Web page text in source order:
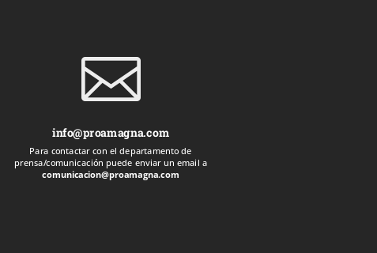

info@proamagna.com
Para contactar con el departamento de
prensa/comunicación puede enviar un email a
comunicacion@proamagna.com